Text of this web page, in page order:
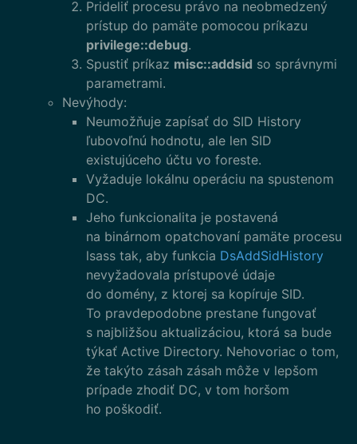
Prideliť procesu právo na neobmedzený
prístup do pamäte pomocou príkazu
privilege::debug.
Spustiť príkaz misc::addsid so správnymi
parametrami.
Nevýhody:
Neumožňuje zapísať do SID History
ľubovoľnú hodnotu, ale len SID
existujúceho účtu vo foreste.
Vyžaduje lokálnu operáciu na spustenom
DC.
Jeho funkcionalita je postavená
na binárnom opatchovaní pamäte procesu
lsass tak, aby funkcia DsAddSidHistory
nevyžadovala prístupové údaje
do domény, z ktorej sa kopíruje SID.
To pravdepodobne prestane fungovať
s najbližšou aktualizáciou, ktorá sa bude
týkať Active Directory. Nehovoriac o tom,
že takýto zásah zásah môže v lepšom
prípade zhodiť DC, v tom horšom
ho poškodiť.